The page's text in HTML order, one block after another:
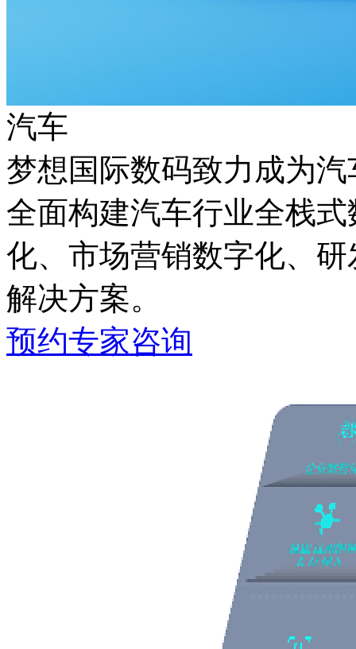
汽车
梦想国际数码致力成为汽
全面构建汽车行业全栈式
化、市场营销数字化
解决方案。
预约专家咨询